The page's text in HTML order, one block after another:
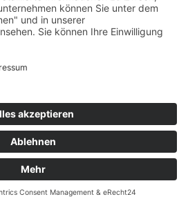
bei uns, bis Sie uns zur
Einwilligung zur
oder der Zweck für die
Ihres Anliegens).
Aufbewahrungsfristen –
WhatsApp
mit unseren Kunden und